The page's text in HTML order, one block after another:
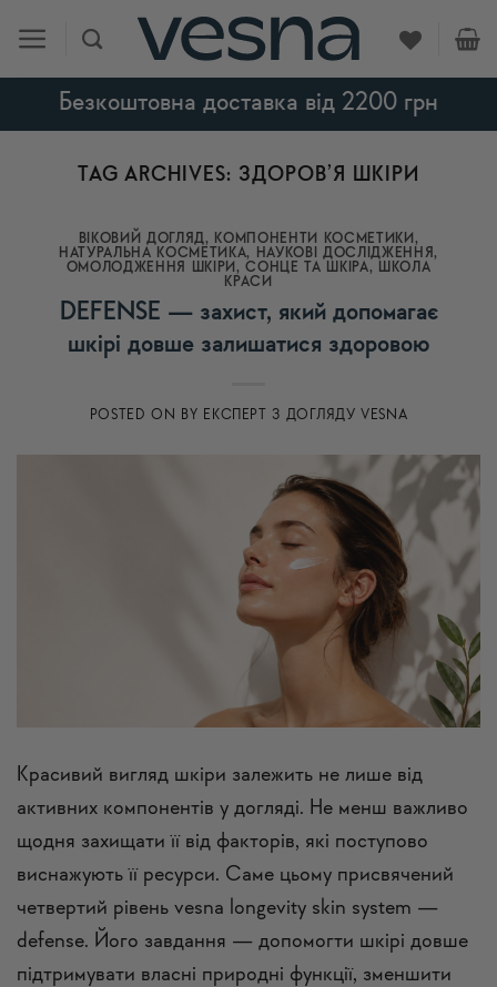
content
Безкоштовна доставка від 2200 грн
TAG ARCHIVES: ЗДОРОВ’Я ШКІРИ
ВІКОВИЙ ДОГЛЯД, КОМПОНЕНТИ КОСМЕТИКИ ,
НАТУРАЛЬНА КОСМЕТИКА, НАУКОВІ ДОСЛІДЖЕННЯ ,
ОМОЛОДЖЕННЯ ШКІРИ ,СОНЦЕ ТА ШКІРА,
ШКОЛА
КРАСИ
DEFENSE — захист, який допомагає
шкірі довше залишатися здоровою
POSTED ON BY ЕКСПЕРТ З ДОГЛЯДУ VESNA
Красивий вигляд шкіри залежить не лише від
активних компонентів у догляді. Не менш важливо
щодня захищати її від факторів, які поступово
виснажують її ресурси. Саме цьому присвячений
четвертий рівень vesna longevity skin system —
defense. Його завдання — допомогти шкірі довше
підтримувати власні природні функції, зменшити